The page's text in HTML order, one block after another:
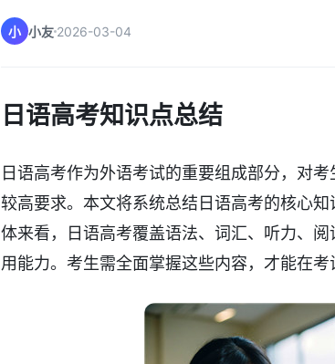
小 小友 2026-03-04
日语高考知识点总结
日语高考作为外语考试的重要组成部分，对
较高要求。本文将系统总结日语高考的核心
体来看，日语高考覆盖语法、词汇、听力、
用能力。考生需全面掌握这些内容，才能在考